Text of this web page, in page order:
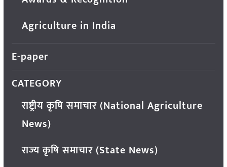
Agriculture in India
E-paper
CATEGORY
राष्ट्रीय कृषि समाचार (National Agriculture
News)
राज्य कृषि समाचार (State News)